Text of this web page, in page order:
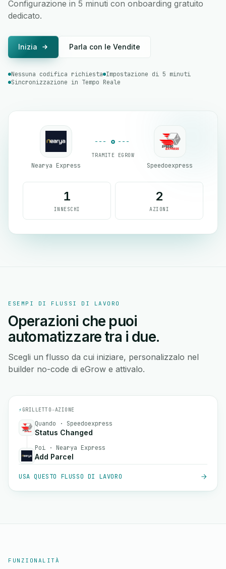
Configurazione in 5 minuti con onboarding gratuito
dedicato.
Inizia Parla con le Vendite
Nessuna codifica richiesta Impostazione di 5 minuti
Sincronizzazione in Tempo Reale
Nearya Express
TRAMITE EGROW
Speedoexpress
1
INNESCHI
2
AZIONI
ESEMPI DI FLUSSI DI LAVORO
Operazioni che puoi
automatizzare tra i due.
Scegli un flusso da cui iniziare, personalizzalo nel
builder no-code di eGrow e attivalo.
⚡ GRILLETTO→AZIONE
Quando · Speedoexpress
Status Changed
Poi · Nearya Express
Add Parcel
USA QUESTO FLUSSO DI LAVORO
FUNZIONALITÀ